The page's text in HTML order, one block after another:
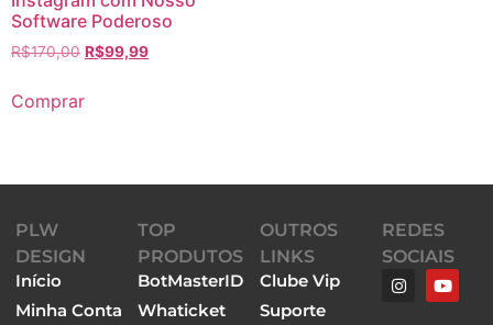
Software Poderoso
R$170,00 R$99,99
Comprar
PLW
DESIGN
Início
Minha Conta
TOP
PRODUTOS
BotMasterID
Whaticket
OUTROS
LINKS
Clube Vip
Suporte
REDES
SOCIAIS